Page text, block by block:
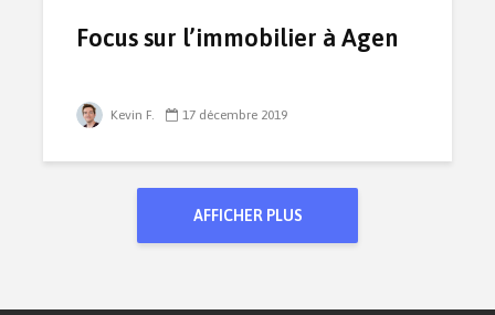
Focus sur l’immobilier à Agen
Kevin F. 17 décembre 2019
AFFICHER PLUS